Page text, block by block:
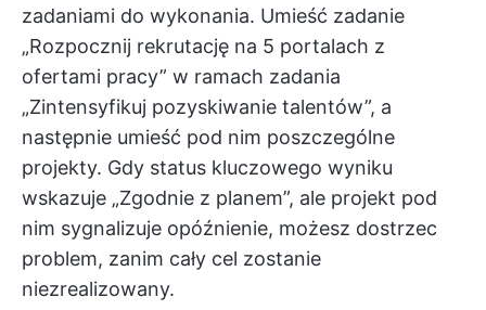
zadaniami do wykonania. Umieść zadanie
„Rozpocznij rekrutację na 5 portalach z
ofertami pracy” w ramach zadania
„Zintensyfikuj pozyskiwanie talentów”, a
następnie umieść pod nim poszczególne
projekty. Gdy status kluczowego wyniku
wskazuje „Zgodnie z planem”, ale projekt pod
nim sygnalizuje opóźnienie, możesz dostrzec
problem, zanim cały cel zostanie
niezrealizowany.